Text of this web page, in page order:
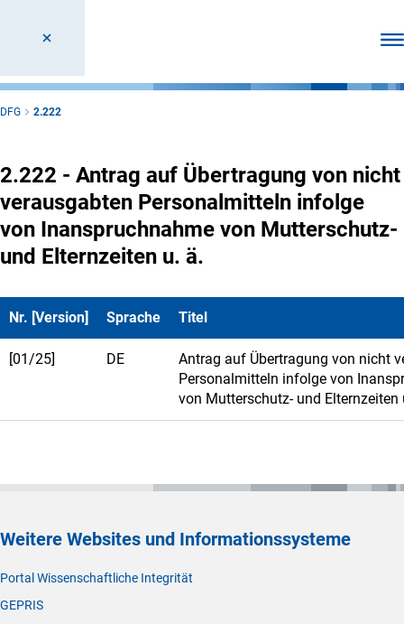
DFG 2.222
2.222 - Antrag auf Übertragung von nicht
verausgabten Personalmitteln infolge
von Inanspruchnahme von Mutterschutz-
und Elternzeiten u. ä.
Nr. [Version] Sprache Titel
[01/25] DE
Antrag auf Übertragung von nicht
Personalmitteln infolge von
von Mutterschutz- und Elternzeiten
Weitere Websites und Informationssysteme
Portal Wissenschaftliche Integrität
GEPRIS